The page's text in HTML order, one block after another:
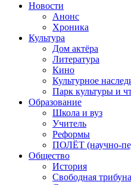
Новости
Анонс
Хроника
Культура
Дом актёра
Литература
Кино
Культурное
Парк культуры и
Образование
Школа и вуз
Учитель
Реформы
ПОЛЁТ (научно-
Общество
История
Свободная трибуна